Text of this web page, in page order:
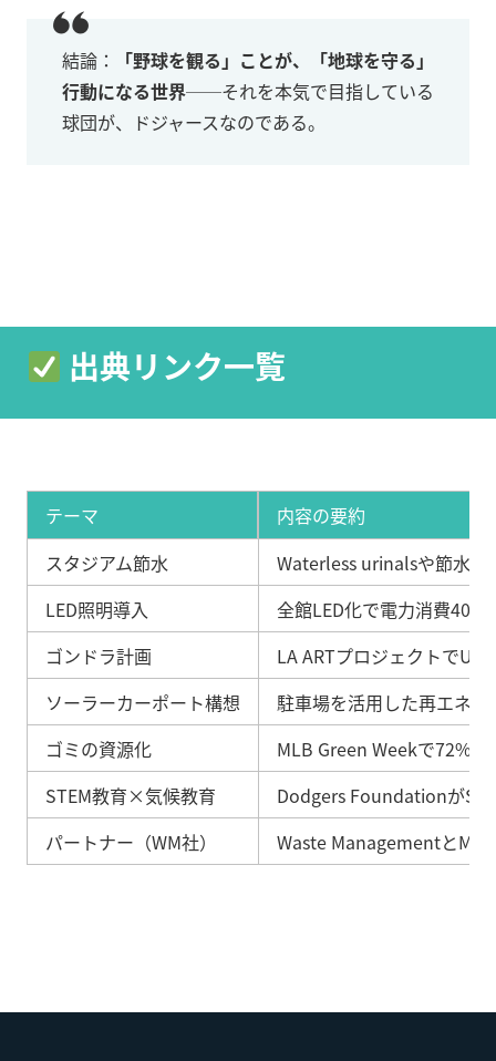
結論：
「野球を観る」ことが、「地球を守る」
行動になる世界──それを本気で目指している
球団が、ドジャースなのである。
出典リンク一覧
テーマ
内容の要約
スタジアム節水
Waterless urinalsや節水型
LED照明導入
全館LED化で電力消費
ゴンドラ計画
LA ARTプロジェクトで
ソーラーカーポート構想
駐車場を活用した再エネ
ゴミの資源化
MLB Green Weekで72%
STEM教育×気候教育
Dodgers Foundationが
パートナー（WM社）
Waste Managementと